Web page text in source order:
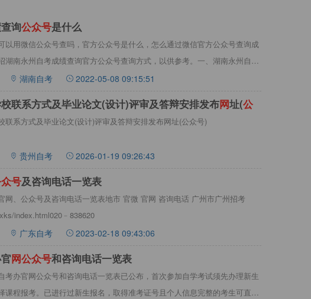
询公众号是什么
以用微信公众号查吗，官方公众号是什么，怎么通过微信官方公众号查询成
湖南永州自考成绩查询官方公众号查询方式，以供参考。一、湖南永州自考
湖南自考 2022-05-08 09:15:51
联系方式及毕业论文(设计)评审及答辩安排发布网址(公
联系方式及毕业论文(设计)评审及答辩安排发布网址(公众号)
贵州自考 2026-01-19 09:26:43
众号及咨询电话一览表
网、公众号及咨询电话一览表地市 官微 官网 咨询电话 广州市广州招考
index.html020﹣838620
广东自考 2023-02-18 09:43:06
网公众号和咨询电话一览表
考办官网公众号和咨询电话一览表已公布，首次参加自学考试须先办理新生
课程报考。已进行过新生报名，取得准考证号且个人信息完整的考生可直接